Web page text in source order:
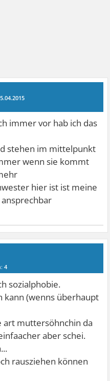
immer vor hab ich das
stehen im mittelpunkt
wenn sie kommt
hier ist ist meine
4
sozialphobie.
kann (wenns überhaupt
art muttersöhnchin da
aber schei.
rausziehen können